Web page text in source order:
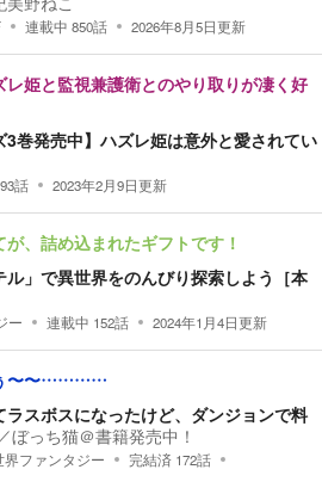
連載中 850話 2026年8月5日更新
レ姫と監視兼護衛とのやり取りが凄く好
3巻発売中】ハズレ姫は意外と愛されてい
話 2023年2月9日更新
、詰め込まれたギフトです！
」で異世界をのんびり探索しよう［本
ー 連載中 152話 2024年1月4日更新
ぅ〜〜…………
ラスボスになったけど、ダンジョンで料
ぼっち猫＠書籍発売中！
界ファンタジー 完結済 172話